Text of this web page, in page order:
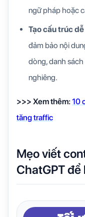
ngữ pháp hoặc
Tạo cấu trúc
đảm bảo nội
dòng, danh
nghiêng.
>>> Xem thêm:10
tăng traffic
Mẹo viết
ChatGPT